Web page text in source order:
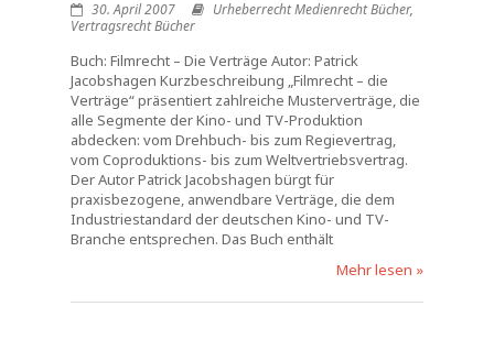
30. April 2007 Urheberrecht Medienrecht Bücher,
Vertragsrecht Bücher
Buch: Filmrecht – Die Verträge Autor: Patrick
Jacobshagen Kurzbeschreibung „Filmrecht – die
Verträge“ präsentiert zahlreiche Musterverträge, die
alle Segmente der Kino- und TV-Produktion
abdecken: vom Drehbuch- bis zum Regievertrag,
vom Coproduktions- bis zum Weltvertriebsvertrag.
Der Autor Patrick Jacobshagen bürgt für
praxisbezogene, anwendbare Verträge, die dem
Industriestandard der deutschen Kino- und TV-
Branche entsprechen. Das Buch enthält
Mehr lesen »